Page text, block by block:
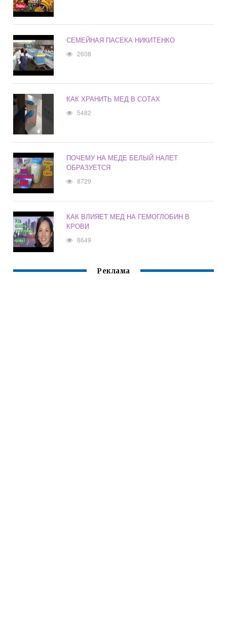
СЕМЕЙНАЯ ПАСЕКА НИКИТЕНКО
2608
КАК ХРАНИТЬ МЕД В СОТАХ
5482
ПОЧЕМУ НА МЕДЕ БЕЛЫЙ НАЛЕТ
ОБРАЗУЕТСЯ
8729
КАК ВЛИЯЕТ МЕД НА ГЕМОГЛОБИН В
КРОВИ
8649
Реклама